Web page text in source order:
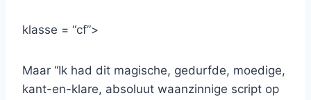
klasse = “cf”>
Maar “Ik had dit magische, gedurfde, moedige,
kant-en-klare, absoluut waanzinnige script op